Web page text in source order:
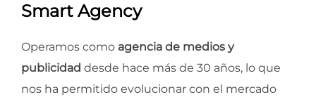
Smart Agency
Operamos como agencia de medios y
publicidad desde hace más de 30 años, lo que
nos ha permitido evolucionar con el mercado